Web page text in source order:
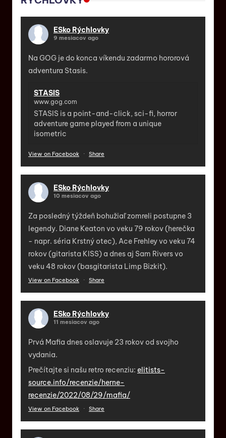
ESko Rýchlovky
9 mesiacov ago
Na GOG je do konca víkendu zadarmo hororová
adventura Stasis.
STASIS
www.gog.com
STASIS is a point-and-click, sci-fi, horror
adventure game played from a unique
isometric
View on Facebook · Share
ESko Rýchlovky
10 mesiacov ago
Za posledný týždeň bohužiaľ zomreli postupne 3
legendy. Diane Keaton vo veku 79 rokov (herečka
- napr. séria Krstný otec), Ace Frehley vo veku 74
rokov (gitarista KISS) a dnes aj Sam Rivers vo
veku 48 rokov (basgitarista Limp Bizkit).
View on Facebook · Share
ESko Rýchlovky
11 mesiacov ago
Prvá Mafia dnes oslavuje 23 rokov od svojho
vydania.
Prečítajte si našu retro recenziu: elitists-
source.info/recenzie/herne-
recenzie/2022/08/29/mafia/
View on Facebook · Share